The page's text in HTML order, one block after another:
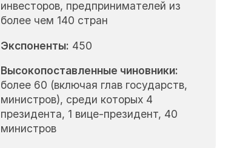
инвесторов, предпринимателей из
более чем 140 стран
Экспоненты: 450
Высокопоставленные чиновники:
более 60 (включая глав государств,
министров), среди которых 4
президента, 1 вице-президент, 40
министров